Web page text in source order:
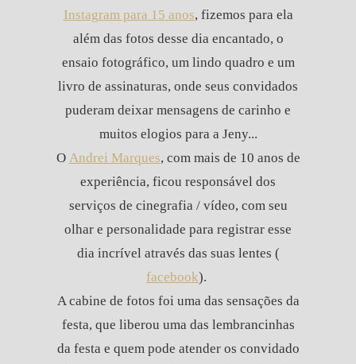
Instagram para 15 anos, fizemos para ela
além das fotos desse dia encantado, o
ensaio fotográfico, um lindo quadro e um
livro de assinaturas, onde seus convidados
puderam deixar mensagens de carinho e
muitos elogios para a Jeny...
O Andrei Marques, com mais de 10 anos de
experiência, ficou responsável dos
serviços de cinegrafia / vídeo, com seu
olhar e personalidade para registrar esse
dia incrível através das suas lentes (
facebook).
A cabine de fotos foi uma das sensações da
festa, que liberou uma das lembrancinhas
da festa e quem pode atender os convidado